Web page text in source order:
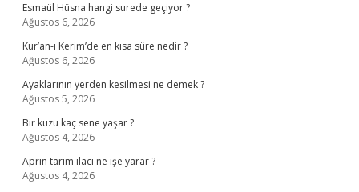
Esmaül Hüsna hangi surede geçiyor ?
Ağustos 6, 2026
Kur’an-ı Kerim’de en kısa süre nedir ?
Ağustos 6, 2026
Ayaklarının yerden kesilmesi ne demek ?
Ağustos 5, 2026
Bir kuzu kaç sene yaşar ?
Ağustos 4, 2026
Aprin tarım ilacı ne işe yarar ?
Ağustos 4, 2026